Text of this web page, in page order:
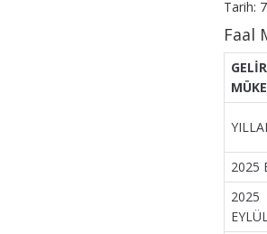
Tarih:
Faal
2025
2025